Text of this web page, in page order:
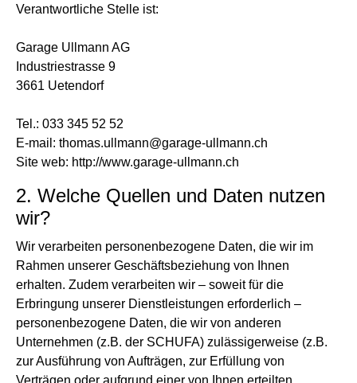
Verantwortliche Stelle ist:
Garage Ullmann AG
Industriestrasse 9
3661 Uetendorf
Tel.: 033 345 52 52
E-mail: thomas.ullmann@garage-ullmann.ch
Site web: http://www.garage-ullmann.ch
2. Welche Quellen und Daten nutzen
wir?
Wir verarbeiten personenbezogene Daten, die wir im
Rahmen unserer Geschäftsbeziehung von Ihnen
erhalten. Zudem verarbeiten wir – soweit für die
Erbringung unserer Dienstleistungen erforderlich –
personenbezogene Daten, die wir von anderen
Unternehmen (z.B. der SCHUFA) zulässigerweise (z.B.
zur Ausführung von Aufträgen, zur Erfüllung von
Verträgen oder aufgrund einer von Ihnen erteilten